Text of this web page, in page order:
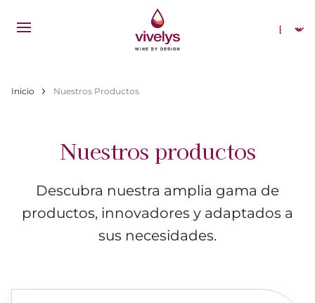
Ruta de navegación
Inicio Nuestros Productos
Nuestros productos
Descubra nuestra amplia gama de
productos, innovadores y adaptados a
sus necesidades.